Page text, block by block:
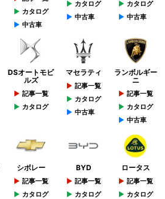
カタログ
中古車
カタログ
中古車
カタログ
中古車
DSオートモビ
ルズ
記事一覧
カタログ
マセラティ
記事一覧
カタログ
中古車
ランボルギー
ニ
記事一覧
カタログ
中古車
シボレー
記事一覧
カタログ
BYD
記事一覧
カタログ
ロータス
記事一覧
カタログ